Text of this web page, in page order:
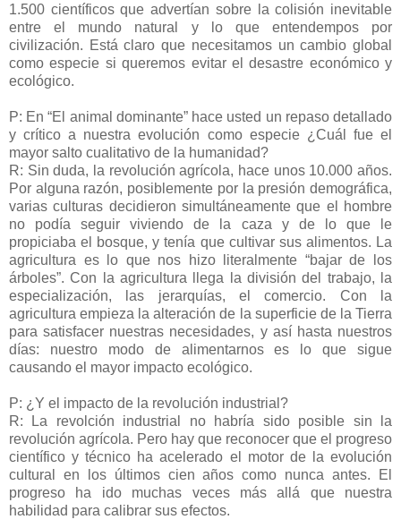
1.500 científicos que advertían sobre la colisión inevitable
entre el mundo natural y lo que entendempos por
civilización. Está claro que necesitamos un cambio global
como especie si queremos evitar el desastre económico y
ecológico.
P: En “El animal dominante” hace usted un repaso detallado
y crítico a nuestra evolución como especie ¿Cuál fue el
mayor salto cualitativo de la humanidad?
R: Sin duda, la revolución agrícola, hace unos 10.000 años.
Por alguna razón, posiblemente por la presión demográfica,
varias culturas decidieron simultáneamente que el hombre
no podía seguir viviendo de la caza y de lo que le
propiciaba el bosque, y tenía que cultivar sus alimentos. La
agricultura es lo que nos hizo literalmente “bajar de los
árboles”. Con la agricultura llega la división del trabajo, la
especialización, las jerarquías, el comercio. Con la
agricultura empieza la alteración de la superficie de la Tierra
para satisfacer nuestras necesidades, y así hasta nuestros
días: nuestro modo de alimentarnos es lo que sigue
causando el mayor impacto ecológico.
P: ¿Y el impacto de la revolución industrial?
R: La revolción industrial no habría sido posible sin la
revolución agrícola. Pero hay que reconocer que el progreso
científico y técnico ha acelerado el motor de la evolución
cultural en los últimos cien años como nunca antes. El
progreso ha ido muchas veces más allá que nuestra
habilidad para calibrar sus efectos.